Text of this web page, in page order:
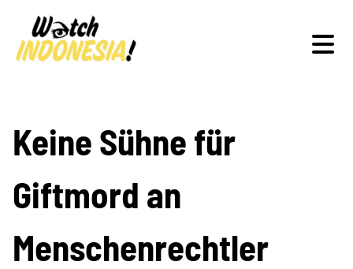
Schwerpunkte
Veranstaltungen
Keine Sühne für
Giftmord an
Menschenrechtler